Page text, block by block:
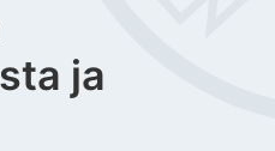
ja